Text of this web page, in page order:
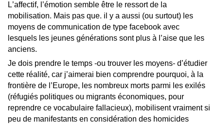
L’affectif, l’émotion semble être le ressort de la
mobilisation. Mais pas que. il y a aussi (ou surtout) les
moyens de communication de type facebook avec
lesquels les jeunes générations sont plus à l’aise que les
anciens.
Je dois prendre le temps -ou trouver les moyens- d’étudier
cette réalité, car j’aimerai bien comprendre pourquoi, à la
frontière de l’Europe, les nombreux morts parmi les exilés
(réfugiés politiques ou migrants économiques, pour
reprendre ce vocabulaire fallacieux), mobilisent vraiment si
peu de manifestants en considération des homicides